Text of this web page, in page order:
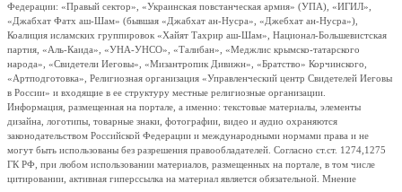
Федерации: «Правый сектор», «Украинская повстанческая армия» (УПА), «ИГИЛ»,
«Джабхат Фатх аш-Шам» (бывшая «Джабхат ан-Нусра», «Джебхат ан-Нусра»),
Коалиция исламских группировок «Хайят Тахрир аш-Шам», Национал-Большевистская
партия, «Аль-Каида», «УНА-УНСО», «Талибан», «Меджлис крымско-татарского
народа», «Свидетели Иеговы», «Мизантропик Дивижн», «Братство» Корчинского,
«Артподготовка», Религиозная организация «Управленческий центр Свидетелей Иеговы
в России» и входящие в ее структуру местные религиозные организации.
Информация, размещенная на портале, а именно: текстовые материалы, элементы
дизайна, логотипы, товарные знаки, фотографии, видео и аудио охраняются
законодательством Российской Федерации и международными нормами права и не
могут быть использованы без разрешения правообладателей. Согласно ст.ст. 1274,1275
ГК РФ, при любом использовании материалов, размещенных на портале, в том числе
цитировании, активная гиперссылка на материал является обязательной. Мнение